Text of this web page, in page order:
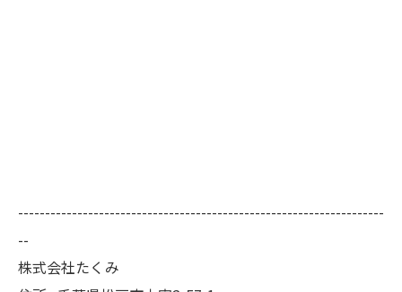
--------------------------------------------------------------------
--
株式会社たくみ